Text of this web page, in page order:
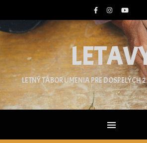
LETNÝ TÁBOR UMENIA PRE DOSPELÝCH